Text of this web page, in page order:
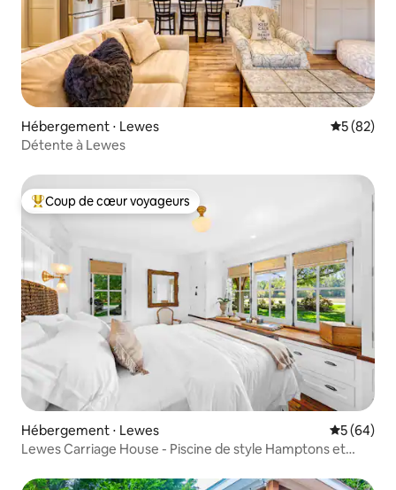
Hébergement ⋅ Lewes
5 (82)
Détente à Lewes
Coups de cœur voyageurs les plus appréciés
Coup de cœur voyageurs
Hébergement ⋅ Lewes
5 (64)
Lewes Carriage House - Piscine de style Hamptons et